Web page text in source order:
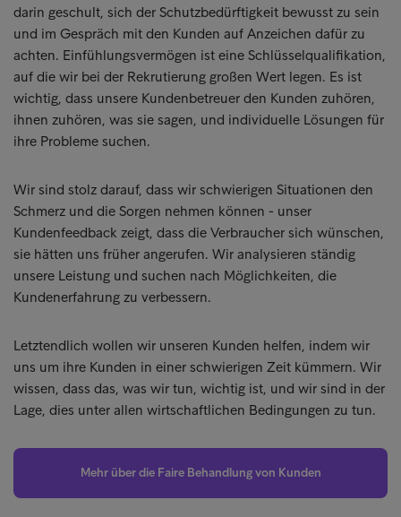
darin geschult, sich der Schutzbedürftigkeit bewusst zu sein
und im Gespräch mit den Kunden auf Anzeichen dafür zu
achten. Einfühlungsvermögen ist eine Schlüsselqualifikation,
auf die wir bei der Rekrutierung großen Wert legen. Es ist
wichtig, dass unsere Kundenbetreuer den Kunden zuhören,
ihnen zuhören, was sie sagen, und individuelle Lösungen für
ihre Probleme suchen.
Wir sind stolz darauf, dass wir schwierigen Situationen den
Schmerz und die Sorgen nehmen können - unser
Kundenfeedback zeigt, dass die Verbraucher sich wünschen,
sie hätten uns früher angerufen. Wir analysieren ständig
unsere Leistung und suchen nach Möglichkeiten, die
Kundenerfahrung zu verbessern.
Letztendlich wollen wir unseren Kunden helfen, indem wir
uns um ihre Kunden in einer schwierigen Zeit kümmern. Wir
wissen, dass das, was wir tun, wichtig ist, und wir sind in der
Lage, dies unter allen wirtschaftlichen Bedingungen zu tun.
Mehr über die Faire Behandlung von Kunden